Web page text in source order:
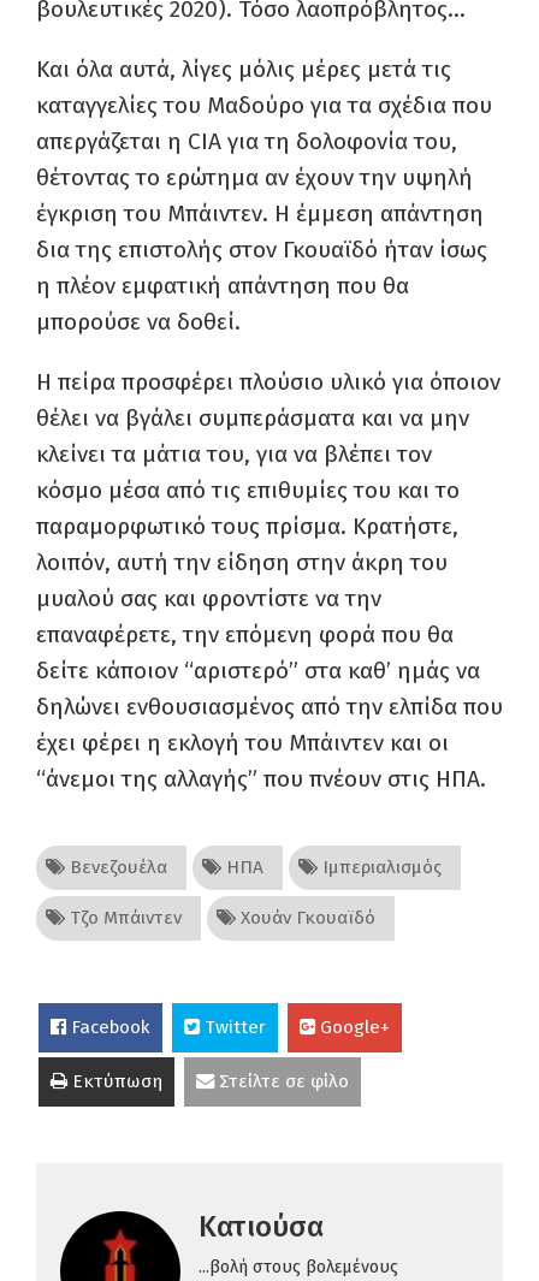
βουλευτικές 2020). Τόσο λαοπρόβλητος…
Και όλα αυτά, λίγες μόλις μέρες μετά τις
καταγγελίες του Μαδούρο για τα σχέδια που
απεργάζεται η CIA για τη δολοφονία του,
θέτοντας το ερώτημα αν έχουν την υψηλή
έγκριση του Μπάιντεν. Η έμμεση απάντηση
δια της επιστολής στον Γκουαϊδό ήταν ίσως
η πλέον εμφατική απάντηση που θα
μπορούσε να δοθεί.
Η πείρα προσφέρει πλούσιο υλικό για όποιον
θέλει να βγάλει συμπεράσματα και να μην
κλείνει τα μάτια του, για να βλέπει τον
κόσμο μέσα από τις επιθυμίες του και το
παραμορφωτικό τους πρίσμα. Κρατήστε,
λοιπόν, αυτή την είδηση στην άκρη του
μυαλού σας και φροντίστε να την
επαναφέρετε, την επόμενη φορά που θα
δείτε κάποιον “αριστερό” στα καθ’ ημάς να
δηλώνει ενθουσιασμένος από την ελπίδα που
έχει φέρει η εκλογή του Μπάιντεν και οι
“άνεμοι της αλλαγής” που πνέουν στις ΗΠΑ.
Βενεζουέλα ΗΠΑ Ιμπεριαλισμός
Τζο Μπάιντεν Χουάν Γκουαϊδό
Facebook Twitter Google+
Εκτύπωση Στείλτε σε φίλο
Κατιούσα
...βολή στους βολεμένους